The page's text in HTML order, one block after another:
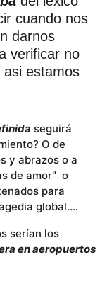
cuando nos
darnos
verificar no
estamos
seguirá
O de
y abrazos o a
de amor" o
para
global….
serían los
en aeropuertos